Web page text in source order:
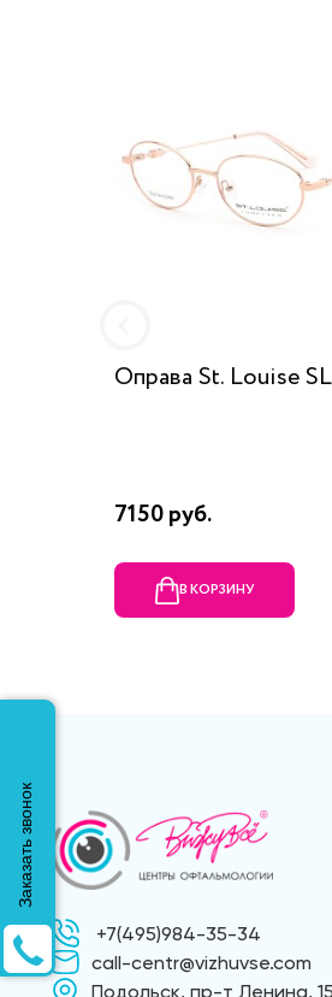
Оправа St. Louise
7150 руб.
В КОРЗИНУ
+7(495)984-35-34
call-centr@vizhuvse.com
Подольск, пр-т Ленина,
Заказать звонок